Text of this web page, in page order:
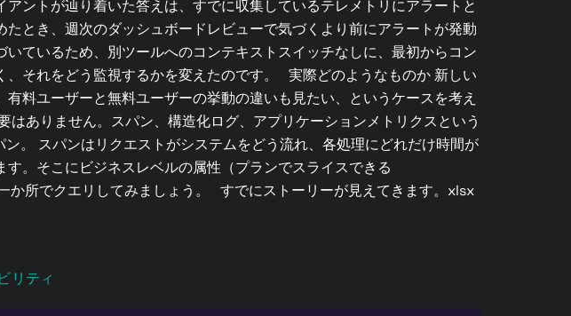
ントが辿り着いた答えは、すでに収集しているテレメトリにアラートと
とき、週次のダッシュボードレビューで気づくより前にアラートが発動
ているため、別ツールへのコンテキストスイッチなしに、最初からコン
それをどう監視するかを変えたのです。 実際どのようなものか 新しい
料ユーザーと無料ユーザーの挙動の違いも見たい、というケースを考え
ありません。スパン、構造化ログ、アプリケーションメトリクスという
。 スパンはリクエストがシステムをどう流れ、各処理にどれだけ時間が
。そこにビジネスレベルの属性（プランでスライスできる
所でクエリしてみましょう。 すでにストーリーが見えてきます。xlsx
リティ